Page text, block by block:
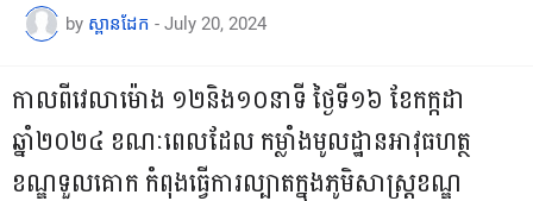
by ស្ពានដែក - July 20, 2024
កាលពីវេលាម៉ោង ១២និង១០នាទី ថ្ងៃទី១៦ ខែកក្កដា
ឆ្នាំ២០២៤ ខណៈពេលដែល កម្លាំងមូលដ្ឋានអាវុធហត្ថ
ខណ្ឌទួលគោក កំពុងធ្វើការល្បាតក្នុងភូមិសាស្ត្រខណ្ឌ